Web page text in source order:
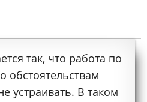
так, что работа по
обстоятельствам
устраивать. В таком